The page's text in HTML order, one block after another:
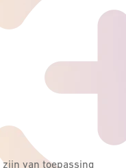
zijn van toepassing